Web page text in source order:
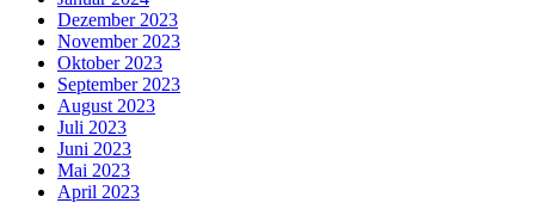
Dezember 2023
November 2023
Oktober 2023
September 2023
August 2023
Juli 2023
Juni 2023
Mai 2023
April 2023